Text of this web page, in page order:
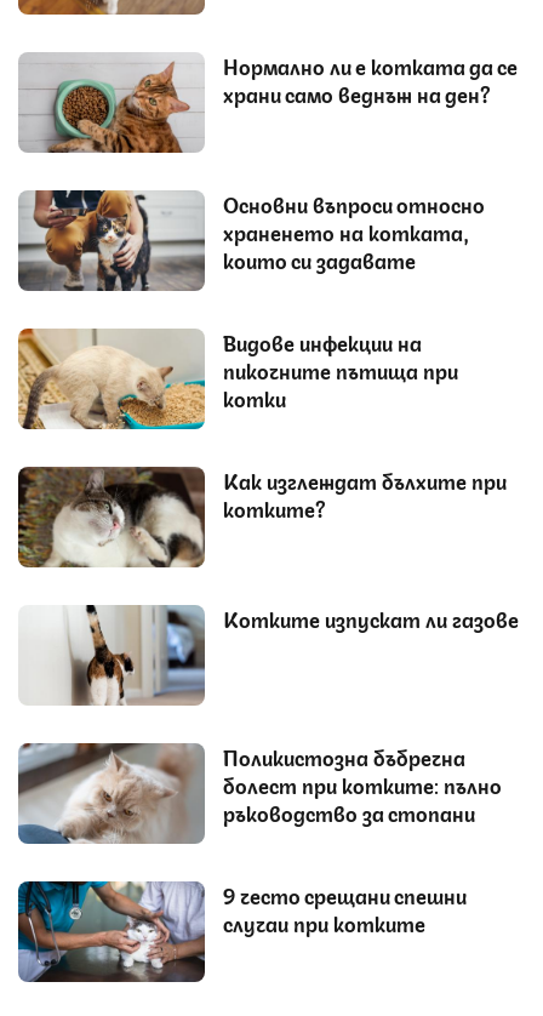
Нормално ли е котката да се
храни само веднъж на ден?
Основни въпроси относно
храненето на котката,
които си задавате
Видове инфекции на
пикочните пътища при
котки
Как изглеждат бълхите при
котките?
Котките изпускат ли газове
Поликистозна бъбречна
болест при котките: пълно
ръководство за стопани
9 често срещани спешни
случаи при котките